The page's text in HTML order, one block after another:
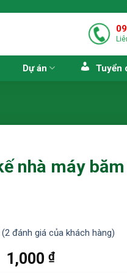
Dự án Tuyển
nhà máy
(2đánh giá của khách hàng)
Giá
1,000 ₫Giá